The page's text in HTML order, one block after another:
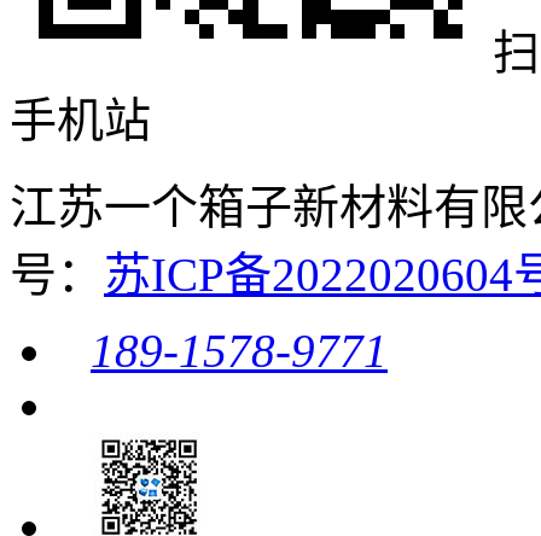
手机站
江苏一个箱子新材料有
号： 苏ICP备2022020604
189-1578-9771